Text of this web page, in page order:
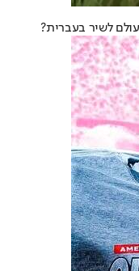
לשיר בעברית?